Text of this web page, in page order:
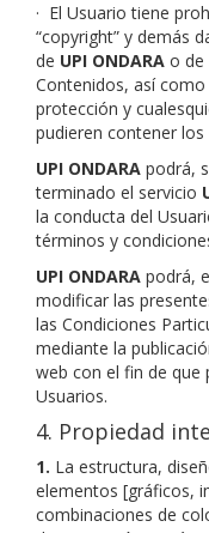
· El Usuario tiene
“copyright” y demás
de UPI ONDARA o de
Contenidos, así
protección y
pudieren contener los
UPI ONDARA podrá,
terminado el servicio
la conducta del
términos y
UPI ONDARA podrá,
modificar las
las Condiciones
mediante la
web con el fin de que
Usuarios.
4. Propiedad
1. La estructura,
elementos [gráficos,
combinaciones de